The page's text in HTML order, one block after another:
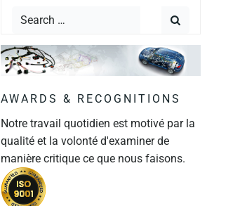
AWARDS & RECOGNITIONS
Notre travail quotidien est motivé par la
qualité et la volonté d'examiner de
manière critique ce que nous faisons.